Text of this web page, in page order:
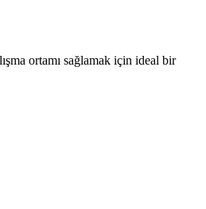
ortamı sağlamak için ideal bir